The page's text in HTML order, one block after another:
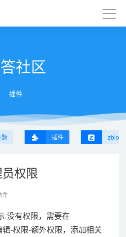
社区
插件
题 插件 zblog
权限
件
没有权限，需要在
-权限-额外权限，添加相关